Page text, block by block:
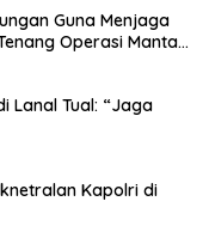
Guna Menjaga
Operasi Mantap
Lanal Tual: “Jaga
Kapolri di